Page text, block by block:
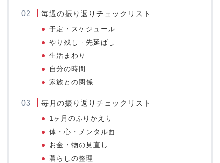
毎週の振り返りチェックリスト
予定・スケジュール
やり残し・先延ばし
生活まわり
自分の時間
家族との関係
毎月の振り返りチェックリスト
1ヶ月のふりかえり
体・心・メンタル面
お金・物の見直し
暮らしの整理